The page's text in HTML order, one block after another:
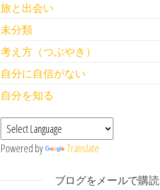
旅と出会い
未分類
考え方（つぶやき）
自分に自信がない
自分を知る
Powered by Translate
ブログをメールで購読